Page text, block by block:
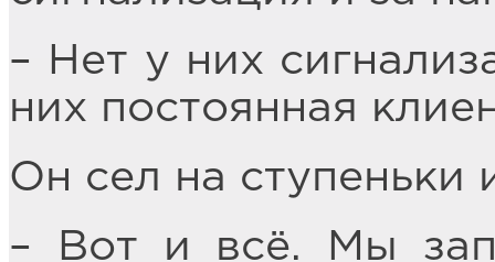
– Нет у них
них постоянная
Он сел на ступеньки
– Вот и всё. Мы